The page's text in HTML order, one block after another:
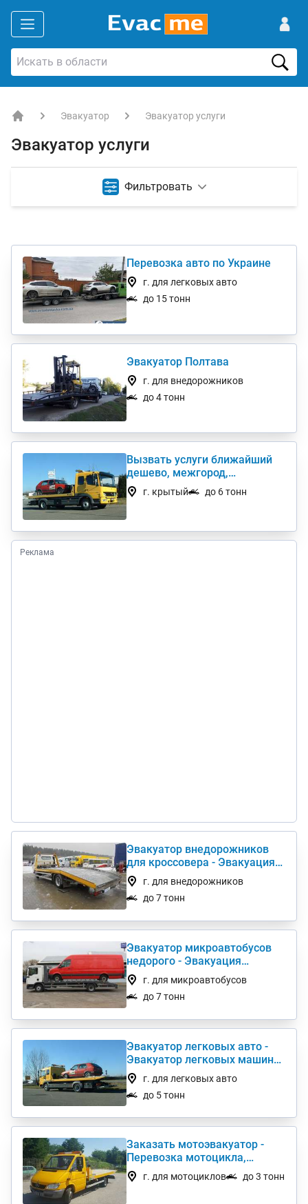
Эвакуатор Эвакуатор услуги
Эвакуатор услуги
Фильтровать
Перевозка авто по Украине
г. для легковых авто
до 15 тонн
Эвакуатор Полтава
г. для внедорожников
до 4 тонн
Вызвать услуги ближайший
дешево, межгород,
круглосуточно, лучшая цена!
г. крытый до 6 тонн
Реклама
Эвакуатор внедорожников
для кроссовера - Эвакуация
внедорожников
г. для внедорожников
до 7 тонн
Эвакуатор микроавтобусов
недорого - Эвакуация
микроавтобусов дешево
г. для микроавтобусов
до 7 тонн
Эвакуатор легковых авто -
Эвакуатор легковых машин
по Украине
г. для легковых авто
до 5 тонн
Заказать мотоэвакуатор -
Перевозка мотоцикла,
эвакуатор мототехники
г. для мотоциклов до 3 тонн